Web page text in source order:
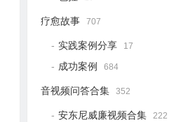
疗愈故事 707
实践案例分享 17
成功案例 684
音视频问答合集 352
安东尼威廉视频合集 222